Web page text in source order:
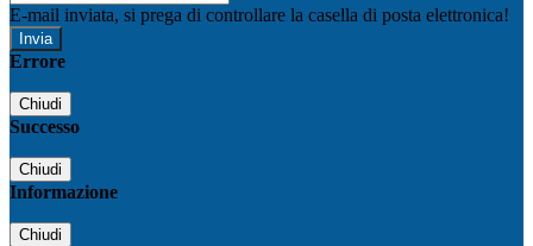
E-mail inviata, si prega di controllare la casella di posta elettronica!
Errore
Chiudi
Successo
Chiudi
Informazione
Chiudi